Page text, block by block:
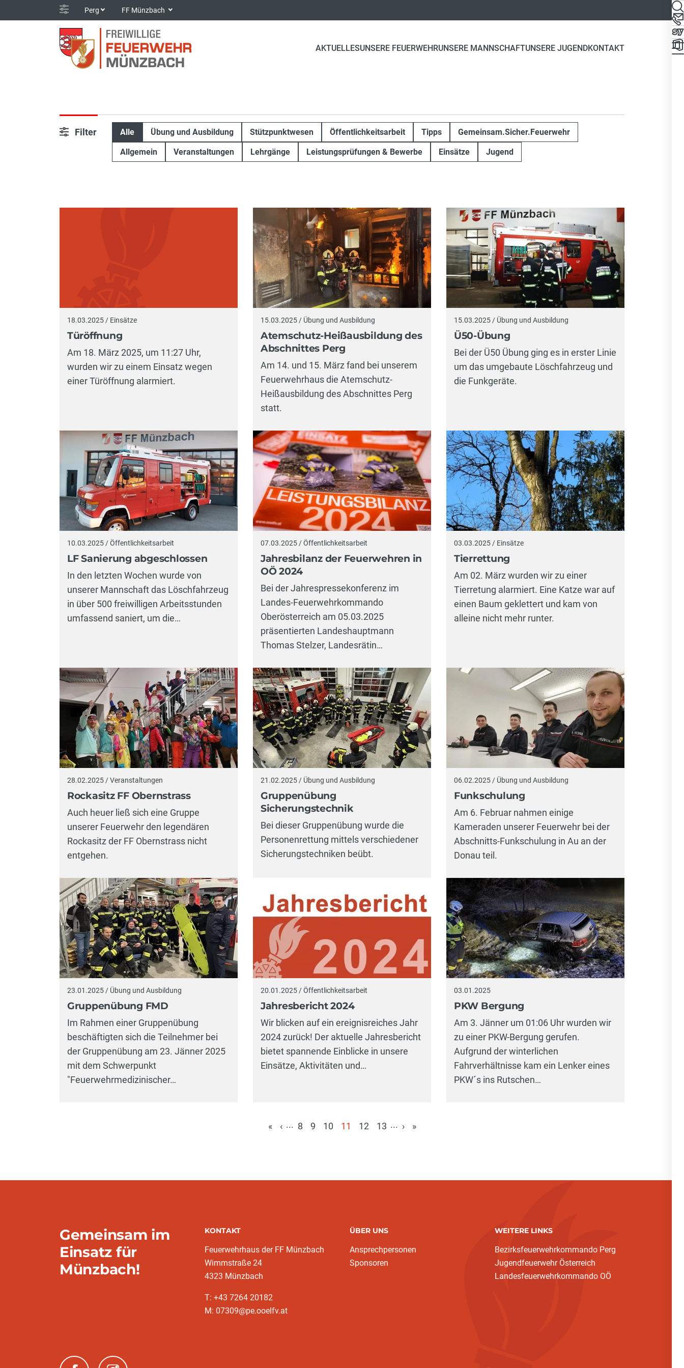
Perg FF Münzbach
AKTUELLESUNSERE FEUERWEHRUNSERE MANNSCHAFTUNSERE JUGENDKONTAKT
Filter Alle Übung und Ausbildung Stützpunktwesen Öffentlichkeitsarbeit Tipps Gemeinsam.Sicher.Feuerwehr
Allgemein Veranstaltungen Lehrgänge Leistungsprüfungen & Bewerbe Einsätze Jugend
18.03.2025 / Einsätze
Türöffnung
Am 18. März 2025, um 11:27 Uhr,
wurden wir zu einem Einsatz wegen
einer Türöffnung alarmiert.
15.03.2025 / Übung und Ausbildung
Atemschutz-Heißausbildung des
Abschnittes Perg
Am 14. und 15. März fand bei unserem
Feuerwehrhaus die Atemschutz-
Heißausbildung des Abschnittes Perg
statt.
15.03.2025 / Übung und Ausbildung
Ü50-Übung
Bei der Ü50 Übung ging es in erster Linie
um das umgebaute Löschfahrzeug und
die Funkgeräte.
10.03.2025 / Öffentlichkeitsarbeit
LF Sanierung abgeschlossen
In den letzten Wochen wurde von
unserer Mannschaft das Löschfahrzeug
in über 500 freiwilligen Arbeitsstunden
umfassend saniert, um die…
07.03.2025 / Öffentlichkeitsarbeit
Jahresbilanz der Feuerwehren in
OÖ 2024
Bei der Jahrespressekonferenz im
Landes-Feuerwehrkommando
Oberösterreich am 05.03.2025
präsentierten Landeshauptmann
Thomas Stelzer, Landesrätin…
03.03.2025 / Einsätze
Tierrettung
Am 02. März wurden wir zu einer
Tierretung alarmiert. Eine Katze war auf
einen Baum geklettert und kam von
alleine nicht mehr runter.
28.02.2025 / Veranstaltungen
Rockasitz FF Obernstrass
Auch heuer ließ sich eine Gruppe
unserer Feuerwehr den legendären
Rockasitz der FF Obernstrass nicht
entgehen.
21.02.2025 / Übung und Ausbildung
Gruppenübung
Sicherungstechnik
Bei dieser Gruppenübung wurde die
Personenrettung mittels verschiedener
Sicherungstechniken beübt.
06.02.2025 / Übung und Ausbildung
Funkschulung
Am 6. Februar nahmen einige
Kameraden unserer Feuerwehr bei der
Abschnitts-Funkschulung in Au an der
Donau teil.
23.01.2025 / Übung und Ausbildung
Gruppenübung FMD
Im Rahmen einer Gruppenübung
beschäftigten sich die Teilnehmer bei
der Gruppenübung am 23. Jänner 2025
mit dem Schwerpunkt
"Feuerwehrmedizinischer…
20.01.2025 / Öffentlichkeitsarbeit
Jahresbericht 2024
Wir blicken auf ein ereignisreiches Jahr
2024 zurück! Der aktuelle Jahresbericht
bietet spannende Einblicke in unsere
Einsätze, Aktivitäten und…
03.01.2025
PKW Bergung
Am 3. Jänner um 01:06 Uhr wurden wir
zu einer PKW-Bergung gerufen.
Aufgrund der winterlichen
Fahrverhältnisse kam ein Lenker eines
PKW´s ins Rutschen…
« ‹ ... 8 9 10
11
12 13 ... › »
Gemeinsam im
Einsatz für
Münzbach!
KONTAKT
Feuerwehrhaus der FF Münzbach
Wimmstraße 24
4323 Münzbach
T: +43 7264 20182
M: 07309@pe.ooelfv.at
ÜBER UNS
Ansprechpersonen
Sponsoren
WEITERE LINKS
Bezirksfeuerwehrkommando Perg
Jugendfeuerwehr Österreich
Landesfeuerwehrkommando OÖ